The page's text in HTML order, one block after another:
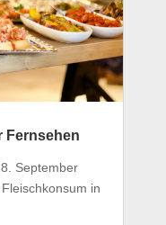
Fernsehen
September
in